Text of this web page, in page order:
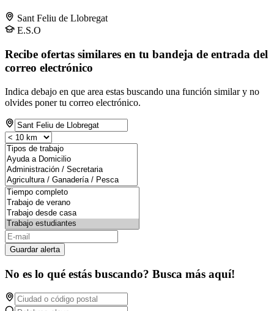
Sant Feliu de Llobregat
E.S.O
Recibe ofertas similares en tu bandeja de entrada del
correo electrónico
Indica debajo en que area estas buscando una función similar y no
olvides poner tu correo electrónico.
Guardar alerta
No es lo qué estás buscando? Busca más aquí!